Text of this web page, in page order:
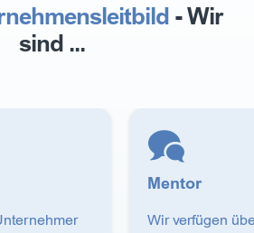
- Wir
sind ...
Mentor
Wir verfügen